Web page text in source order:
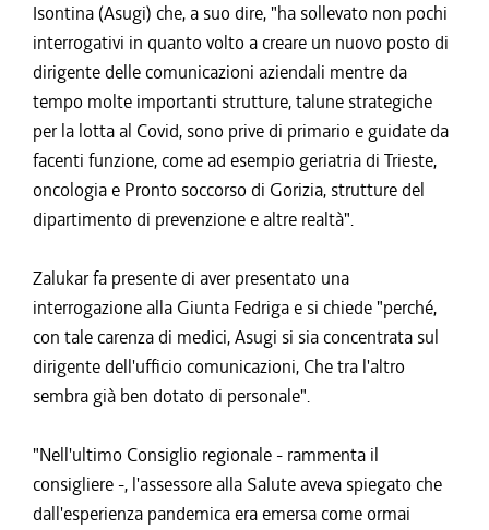
Isontina (Asugi) che, a suo dire, "ha sollevato non pochi
interrogativi in quanto volto a creare un nuovo posto di
dirigente delle comunicazioni aziendali mentre da
tempo molte importanti strutture, talune strategiche
per la lotta al Covid, sono prive di primario e guidate da
facenti funzione, come ad esempio geriatria di Trieste,
oncologia e Pronto soccorso di Gorizia, strutture del
dipartimento di prevenzione e altre realtà".
Zalukar fa presente di aver presentato una
interrogazione alla Giunta Fedriga e si chiede "perché,
con tale carenza di medici, Asugi si sia concentrata sul
dirigente dell'ufficio comunicazioni, Che tra l'altro
sembra già ben dotato di personale".
"Nell'ultimo Consiglio regionale - rammenta il
consigliere -, l'assessore alla Salute aveva spiegato che
dall'esperienza pandemica era emersa come ormai